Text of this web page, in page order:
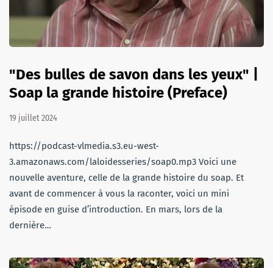
"Des bulles de savon dans les yeux" |
Soap la grande histoire (Preface)
19 juillet 2024
https://podcast-vlmedia.s3.eu-west-
3.amazonaws.com/laloidesseries/soap0.mp3 Voici une
nouvelle aventure, celle de la grande histoire du soap. Et
avant de commencer à vous la raconter, voici un mini
épisode en guise d’introduction. En mars, lors de la
dernière…